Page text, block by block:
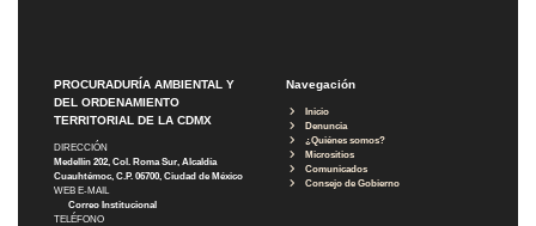
PROCURADURÍA AMBIENTAL Y
DEL ORDENAMIENTO
TERRITORIAL DE LA CDMX
DIRECCIÓN
Medellín 202, Col. Roma Sur, Alcaldía
Cuauhtémoc, C.P. 06700, Ciudad de México
WEB E-MAIL
Correo Institucional
TELÉFONO
Navegación
Inicio
Denuncia
¿Quiénes somos?
Micrositios
Comunicados
Consejo de Gobierno